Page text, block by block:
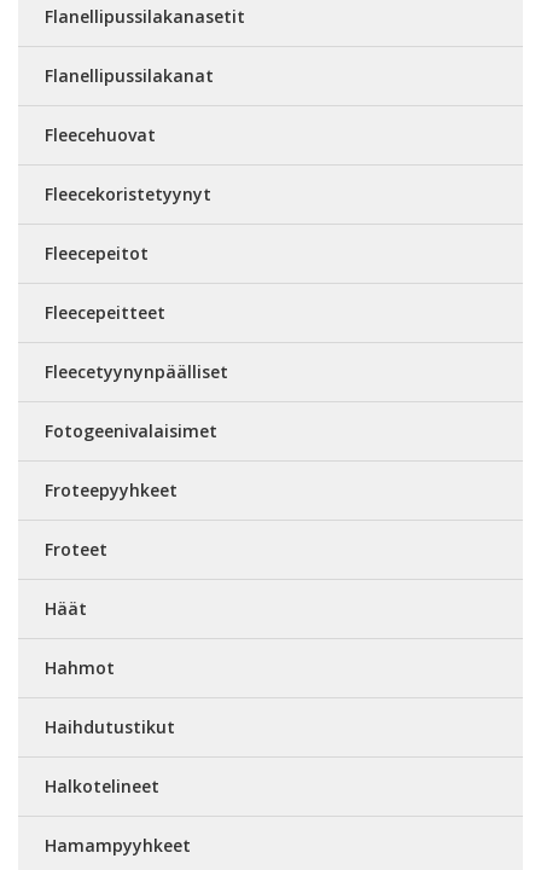
Flanellipussilakanasetit
Flanellipussilakanat
Fleecehuovat
Fleecekoristetyynyt
Fleecepeitot
Fleecepeitteet
Fleecetyynynpäälliset
Fotogeenivalaisimet
Froteepyyhkeet
Froteet
Häät
Hahmot
Haihdutustikut
Halkotelineet
Hamampyyhkeet